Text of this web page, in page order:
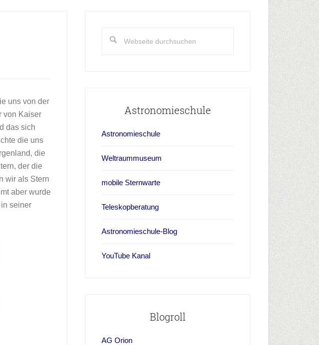
uns von der
von Kaiser
das sich
die uns
die
der die
wir als Stern
aber wurde
seiner
durchsuchen
Astronomieschule
Astronomieschule
Weltraummuseum
mobile Sternwarte
Teleskopberatung
Astronomieschule-Blog
YouTube Kanal
Blogroll
AG Orion